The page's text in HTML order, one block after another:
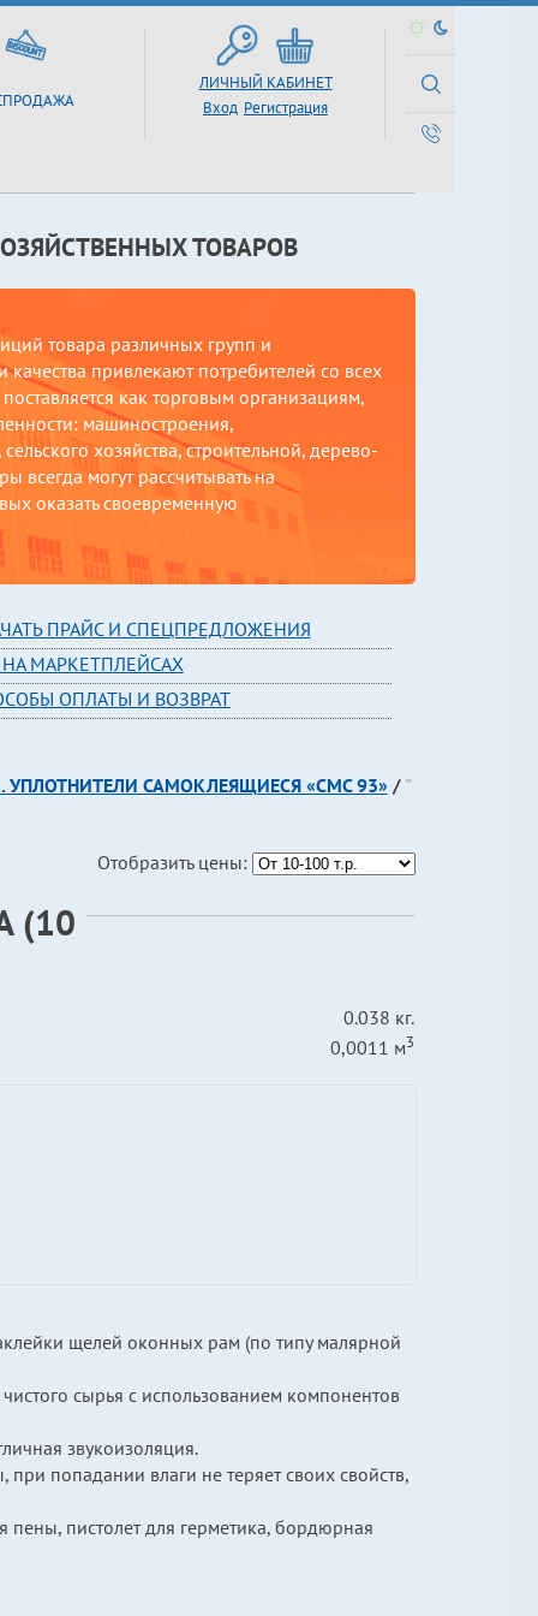
ЛИЧНЫЙ КАБИНЕТ
Вход Регистрация
ТОВАРОВ
товара различных групп и
привлекают потребителей со всех
как торговым организациям,
машиностроения,
хозяйства, строительной, дерево-
всегда могут рассчитывать на
оказать своевременную
ПРАЙС И СПЕЦПРЕДЛОЖЕНИЯ
МАРКЕТПЛЕЙСАХ
ОПЛАТЫ И ВОЗВРАТ
УПЛОТНИТЕЛИ САМОКЛЕЯЩИЕСЯ «СМС 93»/"
Отобразить цены:
(10
0.038 кг.
0,0011 м3
щелей оконных рам (по типу малярной
сырья с использованием компонентов
звукоизоляция.
попадании влаги не теряет своих свойств,
пены, пистолет для герметика, бордюрная